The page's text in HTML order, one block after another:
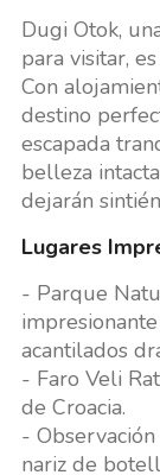
Dugi Otok,
para visitar,
Con
destino
escapada
belleza
dejarán
Lugares
- Parque
acantilados
- Faro Veli
de Croacia.
-
nariz de